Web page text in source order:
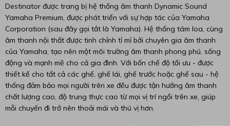
Destinator được trang bị hệ thống âm thanh Dynamic Sound
Yamaha Premium, được phát triển với sự hợp tác của Yamaha
Corporation (sau đây gọi tắt là Yamaha). Hệ thống tám loa, cùng
âm thanh nội thất được tinh chỉnh tỉ mỉ bởi chuyên gia âm thanh
của Yamaha, tạo nên một môi trường âm thanh phong phú, sống
động và mạnh mẽ cho cả gia đình. Với bốn chế độ tối ưu - được
thiết kế cho tất cả các ghế, ghế lái, ghế trước hoặc ghế sau - hệ
thống đảm bảo mọi người trên xe đều được tận hưởng âm thanh
chất lượng cao, độ trung thực cao từ mọi vị trí ngồi trên xe, giúp
mỗi chuyến đi trở nên thoải mái và thú vị hơn.